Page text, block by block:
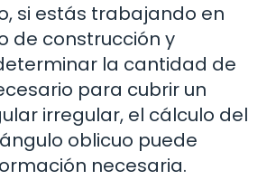
si estás trabajando en
de construcción y
la cantidad de
para cubrir un
irregular, el cálculo del
oblicuo puede
necesaria.